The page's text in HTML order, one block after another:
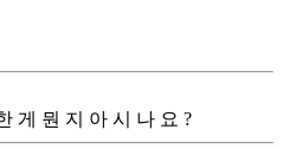
게 뭔 지 아 시 나 요 ?